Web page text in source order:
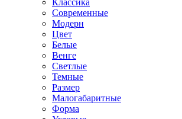
Классика
Современные
Модерн
Цвет
Белые
Венге
Светлые
Темные
Размер
Малогабаритные
Форма